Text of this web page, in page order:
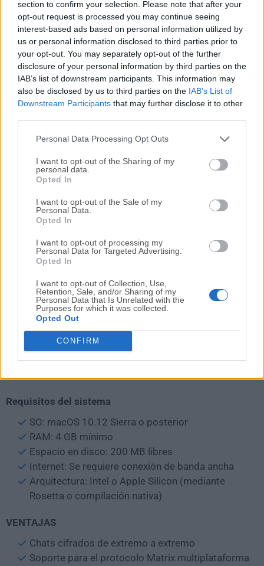
section to confirm your selection. Please note that after your
opt-out request is processed you may continue seeing
interest-based ads based on personal information utilized by
us or personal information disclosed to third parties prior to
your opt-out. You may separately opt-out of the further
disclosure of your personal information by third parties on the
IAB’s list of downstream participants. This information may
also be disclosed by us to third parties on the IAB’s List of
Downstream Participants that may further disclose it to other
Personal Data Processing Opt Outs
I want to opt-out of the Sharing of my
personal data.
Opted In
I want to opt-out of the Sale of my
Personal Data.
Opted In
I want to opt-out of processing my
Personal Data for Targeted Advertising.
Opted In
I want to opt-out of Collection, Use,
Retention, Sale, and/or Sharing of my
Personal Data that Is Unrelated with the
Purposes for which it was collected.
Opted Out
CONFIRM
¿Necesitas que un grupo de personas diferentes se
pongan de acuerdo rápidamente? Puede ser una
colaboración entre equipos, empresas, familias,
clubes... El acceso de invitado y la interoperabilidad de
la aplicación les permite conectarse a sus
herramientas preferidas y empezar a trabajar
rápidamente.
Cómo usar
Abre la aplicación y crea una o inicia sesión con una ID
Únete a salas públicas o inicia chats privados
Usa el cifrado de extremo a extremo para mensajería
Habilita la sincronización entre dispositivos en los
ajustes
Personaliza las notificaciones y los temas
Requisitos del sistema
SO: macOS 10.12 Sierra o posterior
RAM: 4 GB mínimo
Espacio en disco: 200 MB libres
Internet: Se requiere conexión de banda ancha
Arquitectura: Intel o Apple Silicon (mediante
Rosetta o compilación nativa)
VENTAJAS
Chats cifrados de extremo a extremo
Soporte para el protocolo Matrix multiplataforma